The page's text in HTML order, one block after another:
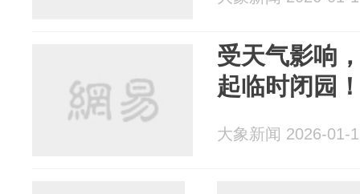
受天气影响
起临时闭园
大象新闻 2026-01-